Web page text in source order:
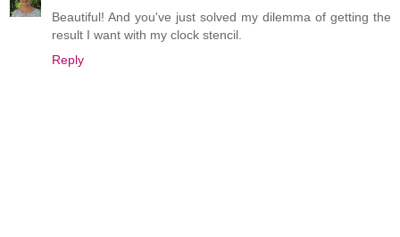
Beautiful! And you've just solved my dilemma of getting the
result I want with my clock stencil.
Reply